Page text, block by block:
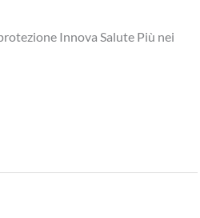
Innova Salute Più nei